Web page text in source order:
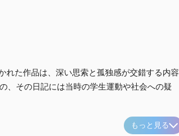
れた作品は、深い思索と孤独感が交錯する内容
、その日記には当時の学生運動や社会への疑
もっと見る